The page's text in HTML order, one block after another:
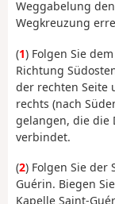
Weggabelung
Wegkreuzung
(1) Folgen Sie
Richtung
der rechten Seite
rechts (nach
gelangen, die die
verbindet.
(2) Folgen Sie der
Guérin. Biegen
Kapelle Saint-